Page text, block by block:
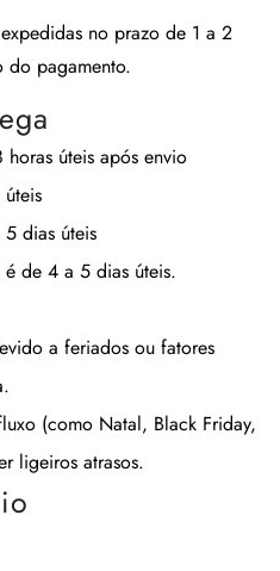
no prazo de 1 a 2
do pagamento.
úteis após envio
5 dias úteis
é de 4 a 5 dias úteis.
a feriados ou fatores
(como Natal, Black Friday,
ligeiros atrasos.